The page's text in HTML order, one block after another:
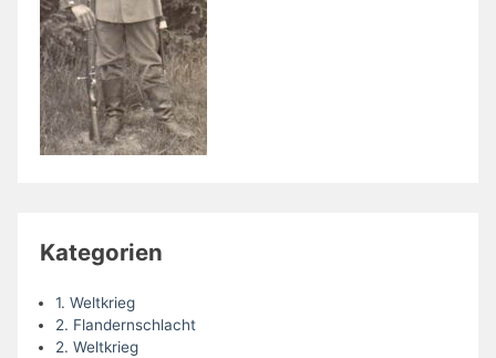
Kategorien
1. Weltkrieg
2. Flandernschlacht
2. Weltkrieg